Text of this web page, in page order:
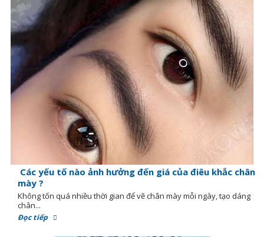
Các yếu tố nào ảnh hưởng đến giá của điêu khắc chân
mày ?
Không tốn quá nhiều thời gian để vẽ chân mày mỗi ngày, tạo dáng
chân...
Đọc tiếp